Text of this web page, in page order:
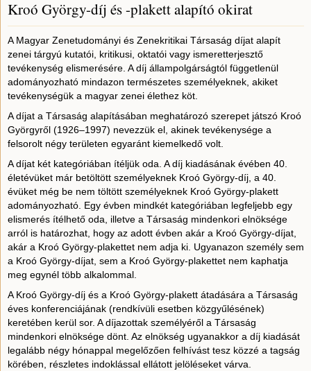
Kroó György-díj és -plakett alapító okirat
A Magyar Zenetudományi és Zenekritikai Társaság díjat alapít
zenei tárgyú kutatói, kritikusi, oktatói vagy ismeretterjesztő
tevékenység elismerésére. A díj állampolgárságtól függetlenül
adományozható mindazon természetes személyeknek, akiket
tevékenységük a magyar zenei élethez köt.
A díjat a Társaság alapításában meghatározó szerepet játszó Kroó
Györgyről (1926–1997) nevezzük el, akinek tevékenysége a
felsorolt négy területen egyaránt kiemelkedő volt.
A díjat két kategóriában ítéljük oda. A díj kiadásának évében 40.
életévüket már betöltött személyeknek Kroó György-díj, a 40.
évüket még be nem töltött személyeknek Kroó György-plakett
adományozható. Egy évben mindkét kategóriában legfeljebb egy
elismerés ítélhető oda, illetve a Társaság mindenkori elnöksége
arról is határozhat, hogy az adott évben akár a Kroó György-díjat,
akár a Kroó György-plakettet nem adja ki. Ugyanazon személy sem
a Kroó György-díjat, sem a Kroó György-plakettet nem kaphatja
meg egynél több alkalommal.
A Kroó György-díj és a Kroó György-plakett átadására a Társaság
éves konferenciájának (rendkívüli esetben közgyűlésének)
keretében kerül sor. A díjazottak személyéről a Társaság
mindenkori elnöksége dönt. Az elnökség ugyanakkor a díj kiadását
legalább négy hónappal megelőzően felhívást tesz közzé a tagság
körében, részletes indoklással ellátott jelöléseket várva.